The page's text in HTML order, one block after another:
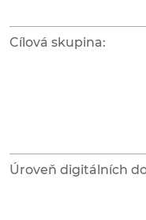
Cílová skupina:
Úroveň digitálních